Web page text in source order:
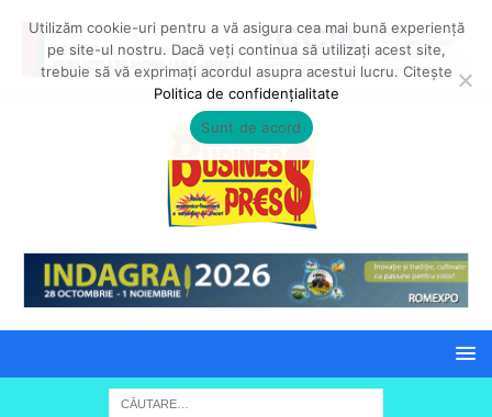
Utilizăm cookie-uri pentru a vă asigura cea mai bună experiență
pe site-ul nostru. Dacă veți continua să utilizați acest site,
trebuie să vă exprimați acordul asupra acestui lucru. Citește
Politica de confidențialitate
Sunt de acord